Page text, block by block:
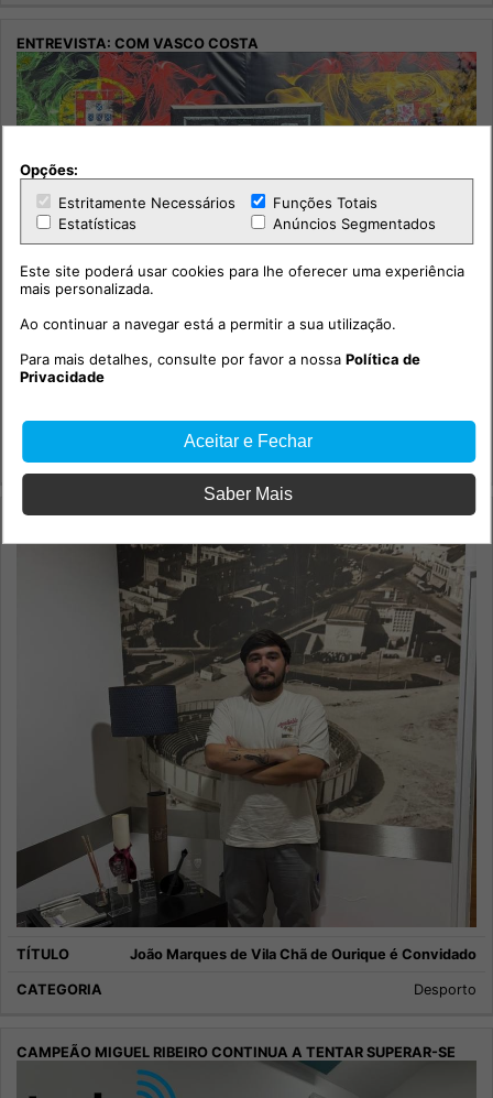
Entrevista: Com Vasco Costa
Desporto
João Marques de Vila Chã de Ourique é Convidado
Desporto
Opções:
Estritamente Necessários
Funções Totais
Estatísticas
Anúncios Segmentados
Este site poderá usar cookies para lhe oferecer uma experiência
mais personalizada.
Ao continuar a navegar está a permitir a sua utilização.
Para mais detalhes, consulte por favor a nossaPolítica de
Privacidade
Aceitar e Fechar
Saber Mais